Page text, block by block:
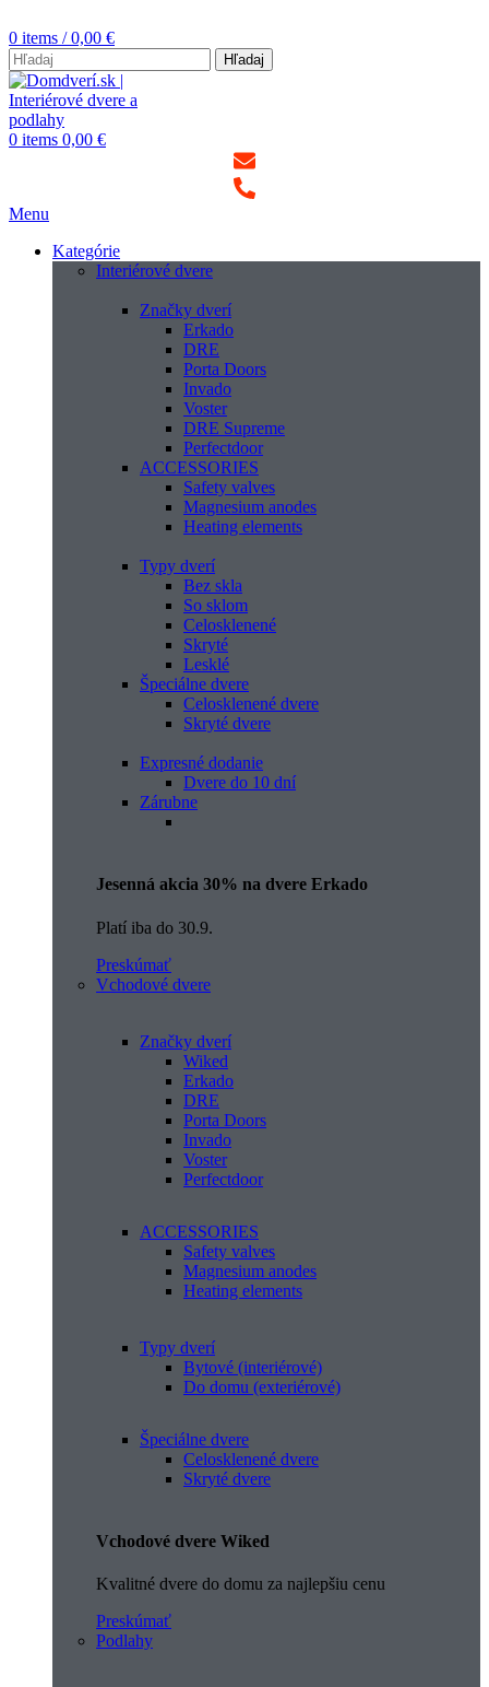
0 items / 0,00 €
Hľadaj
0 items 0,00 €
Menu
Kategórie
Interiérové dvere
Značky dverí
Erkado
DRE
Porta Doors
Invado
Voster
DRE Supreme
Perfectdoor
ACCESSORIES
Safety valves
Magnesium anodes
Heating elements
Typy dverí
Bez skla
So sklom
Celosklenené
Skryté
Lesklé
Špeciálne dvere
Celosklenené dvere
Skryté dvere
Expresné dodanie
Dvere do 10 dní
Zárubne
Jesenná akcia 30% na dvere Erkado
Platí iba do 30.9.
Preskúmať
Vchodové dvere
Značky dverí
Wiked
Erkado
DRE
Porta Doors
Invado
Voster
Perfectdoor
ACCESSORIES
Safety valves
Magnesium anodes
Heating elements
Typy dverí
Bytové (interiérové)
Do domu (exteriérové)
Špeciálne dvere
Celosklenené dvere
Skryté dvere
Vchodové dvere Wiked
Kvalitné dvere do domu za najlepšiu cenu
Preskúmať
Podlahy